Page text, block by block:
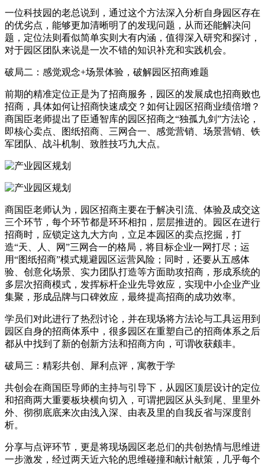
一位科技园的老总说到，通过这个方法深入分析自身园区存在
的优劣点，能够更加清晰明了的发现问题，从而还能解决问
题，定位法则看似简单实则大有内涵，值得深入研究和探讨，
对于园区团队来说是一次不错的知识补充和实践机会。
破局二：感觉观念+场景体验，破解园区招商难题
前期的精准定位正是为了招商服务，园区的发展成也招商败也
招商，具体如何让招商快速成交？如何让园区招商业绩倍增？
商国臣老师提出了臣通智库的园区招商之“独孤九剑”方法论，
即核心卖点、图纸招商、三网合一、感觉营销、场景营销、铁
军团队、战斗机制、致胜技巧九大点。
商国臣老师认为，园区招商主要在于解决引流、体验及成交这
三个环节，每个环节都是环环相扣，层层推进的。园区在进行
招商时，应锁定这九大方向，立足本园区的卖点挖掘，打
造“天、人、网”三网合一的格局，将目标企业一网打尽；运
用“图纸招商”模式规避园区运营风险；同时，还要从五感体
验、创意化场景、实力团队打造等方面助攻招商，形成系统的
多层次招商模式，发挥标杆企业先导效应，实现中小企业产业
集聚，形成品牌与口碑效应，最终提高招商的成功效率。
学员们对此进行了热烈讨论，并在现场将方法论与工具运用到
园区自身的招商体系中，很多园区在重塑自己的招商体系之后
都从中找到了新的创新方法和招商方向，可谓收获颇丰。
破局三：精彩共创、犀利点评，寓教于学
共创会在商国臣导师的主持与引导下，从园区顶层设计的定位
和招商两大重要板块横向切入，可谓把园区从头到尾、里里外
外、彻彻底底来次由浅入深、由表及里的自我反省与深度剖
析。
分享与点评环节，更是将现场园区老总们的共创热情与思维进
一步激发，经过两天近六轮的思维碰撞和献计献策，几乎每个